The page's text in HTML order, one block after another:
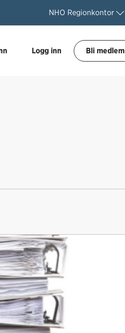
NHO Regionkontor
Logg inn Bli medlem